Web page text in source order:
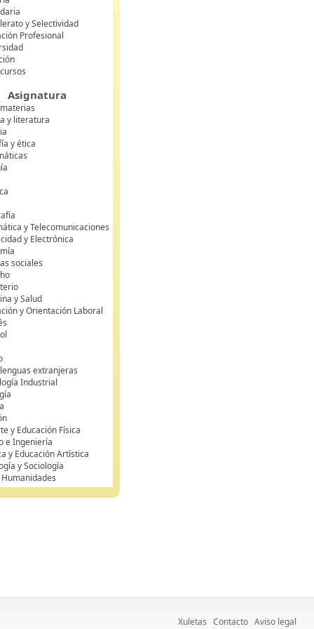
y Selectividad
Profesional
Asignatura
y literatura
y ética
y Telecomunicaciones
y Electrónica
sociales
y Salud
y Orientación Laboral
extranjeras
Industrial
y Educación Física
e Ingeniería
y Educación Artística
y Sociología
Xuletas Contacto Aviso legal